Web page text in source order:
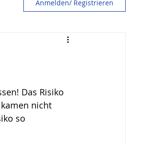
Anmelden/ Registrieren
Das Risiko
nicht
so